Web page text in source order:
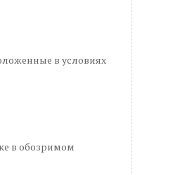
в условиях
в обозримом